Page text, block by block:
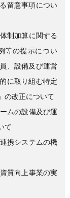
留意事項につい
制加算に関する
等の提示につい
、設備及び運営
に取り組む特定
の改正について
ムの設備及び運
て
携システムの機
質向上事業の実